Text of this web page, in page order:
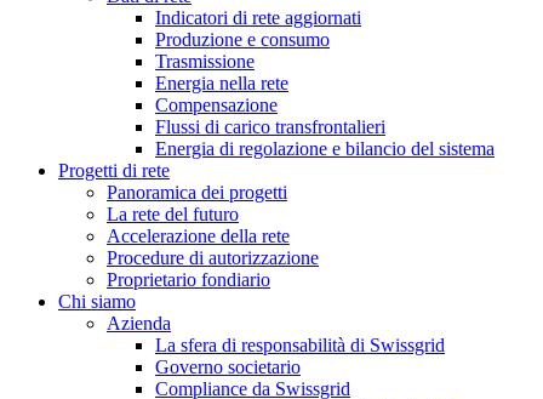
Indicatori di rete aggiornati
Produzione e consumo
Trasmissione
Energia nella rete
Compensazione
Flussi di carico transfrontalieri
Energia di regolazione e bilancio del sistema
Progetti di rete
Panoramica dei progetti
La rete del futuro
Accelerazione della rete
Procedure di autorizzazione
Proprietario fondiario
Chi siamo
Azienda
La sfera di responsabilità di Swissgrid
Governo societario
Compliance da Swissgrid